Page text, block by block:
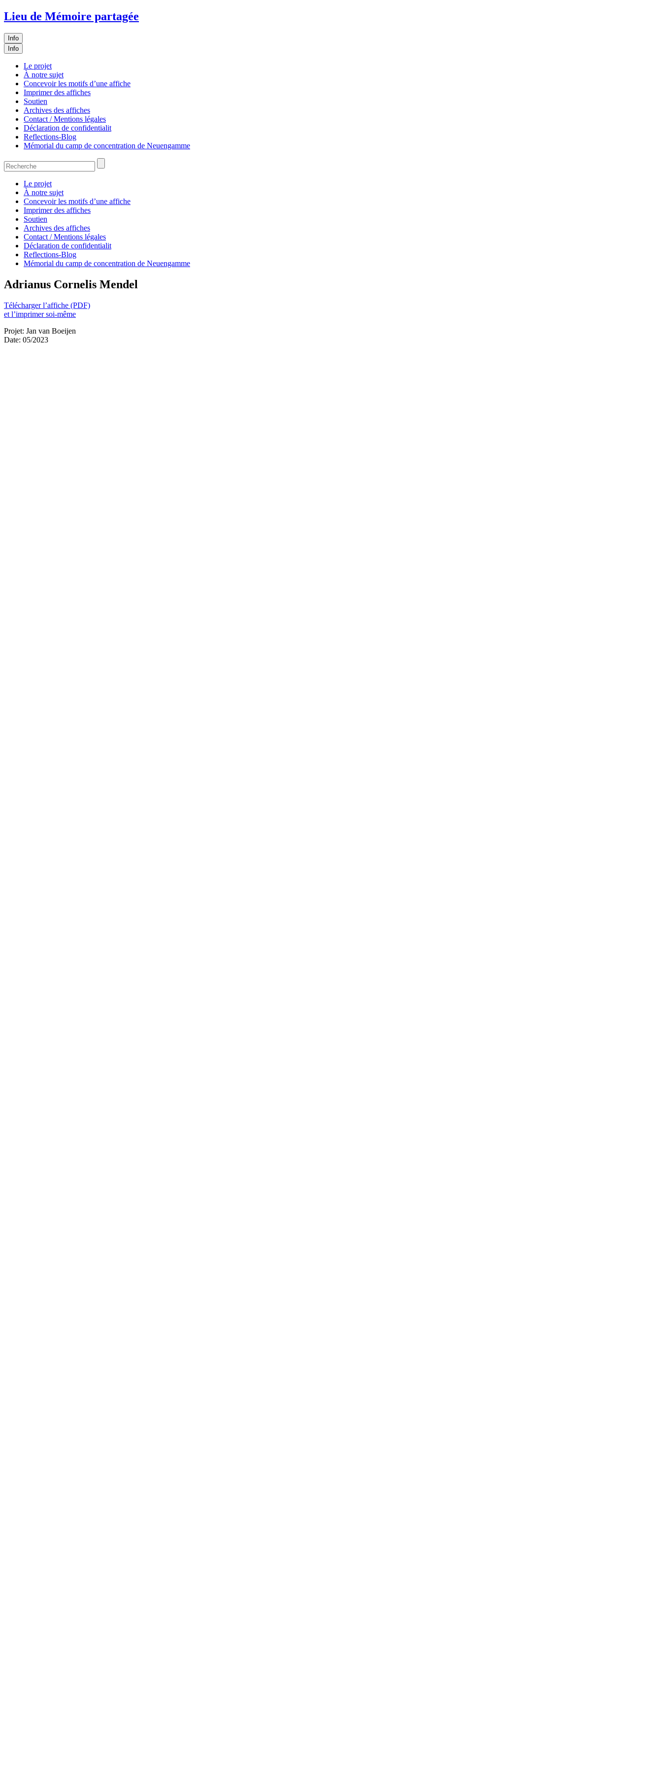
Lieu de Mémoire partagée
Info
Info
Le projet
À notre sujet
Concevoir les motifs d’une affiche
Imprimer des affiches
Soutien
Archives des affiches
Contact / Mentions légales
Déclaration de confidentialit
Reflections-Blog
Mémorial du camp de concentration de Neuengamme
Le projet
À notre sujet
Concevoir les motifs d’une affiche
Imprimer des affiches
Soutien
Archives des affiches
Contact / Mentions légales
Déclaration de confidentialit
Reflections-Blog
Mémorial du camp de concentration de Neuengamme
Adrianus Cornelis Mendel
Télécharger l’affiche (PDF)
et l’imprimer soi-même
Projet: Jan van Boeijen
Date: 05/2023